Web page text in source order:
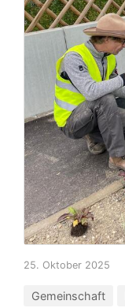
25. Oktober 2025
Gemeinschaft